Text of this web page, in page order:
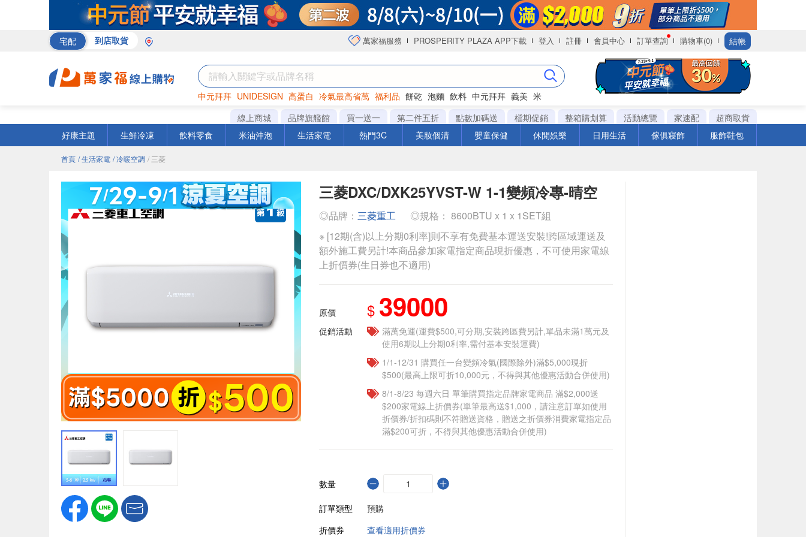
宅配 到店取貨 萬家福服務 PROSPERITY PLAZA APP下載 登入 註冊 會員中心 訂單查詢 購物車(0) 結帳
中元拜拜 UNIDESIGN 高蛋白 冷氣最高省萬 福利品 餅乾 泡麵 飲料 中元拜拜 義美 米
罐頭 咖啡 海苔
線上商城 品牌旗艦館 買一送一 第二件五折 點數加碼送 檔期促銷 整箱購划算 活動總覽 家速配
超商取貨
好康主題
生鮮冷凍 飲料零食 米油沖泡 生活家電 熱門3C 美妝個清 嬰童保健 休閒娛樂 日用生活 傢俱寢飾 服飾鞋包
首頁 / 生活家電 / 冷暖空調 / 三菱
三菱DXC/DXK25YVST-W 1-1變頻冷專-晴空
◎品牌： 三菱重工
◎規格： 8600BTU x 1 x 1SET組
※ [12期(含)以上分期0利率]則不享有免費基本運送安裝!跨區域運送及
額外施工費另計!本商品參加家電指定商品現折優惠，不可使用家電線
上折價券(生日券也不適用)
原價 $ 39000
促銷活動
滿萬免運(運費$500,可分期,安裝跨區費另計,單品未滿1萬元及
使用6期以上分期0利率,需付基本安裝運費)
1/1-12/31 購買任一台變頻冷氣(國際除外)滿$5,000現折
$500(最高上限可折10,000元，不得與其他優惠活動合併使用)
8/1-8/23 每週六日 單筆購買指定品牌家電商品 滿$2,000送
$200家電線上折價券(單筆最高送$1,000，請注意訂單如使用
折價券/折扣碼則不符贈送資格，贈送之折價券消費家電指定品
滿$200可折，不得與其他優惠活動合併使用)
數量
訂單類型
預購
折價券
查看適用折價券